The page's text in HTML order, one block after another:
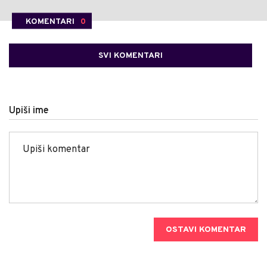
KOMENTARI 0
SVI KOMENTARI
Upiši ime
OSTAVI KOMENTAR